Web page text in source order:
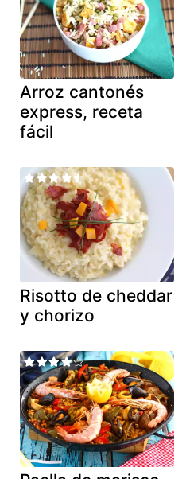
Arroz cantonés
express, receta
fácil
Risotto de cheddar
y chorizo